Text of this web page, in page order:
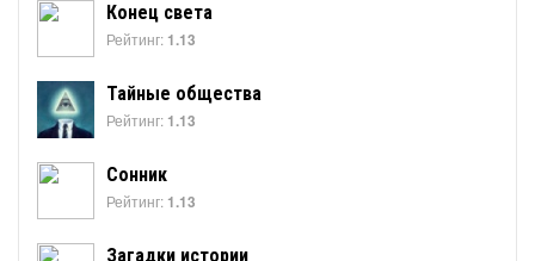
Конец света
Рейтинг: 1.13
Тайные общества
Рейтинг: 1.13
Сонник
Рейтинг: 1.13
Загадки истории